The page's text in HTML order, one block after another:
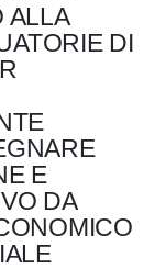
ALLA
DI
E
DA